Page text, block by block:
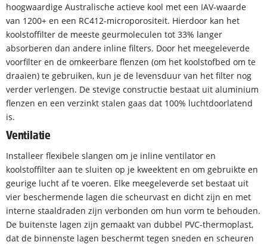
hoogwaardige Australische actieve kool met een IAV-waarde
van 1200+ en een RC412-microporositeit. Hierdoor kan het
koolstoffilter de meeste geurmoleculen tot 33% langer
absorberen dan andere inline filters. Door het meegeleverde
voorfilter en de omkeerbare flenzen (om het koolstofbed om te
draaien) te gebruiken, kun je de levensduur van het filter nog
verder verlengen. De stevige constructie bestaat uit aluminium
flenzen en een verzinkt stalen gaas dat 100% luchtdoorlatend
is.
Ventilatie
Installeer flexibele slangen om je inline ventilator en
koolstoffilter aan te sluiten op je kweektent en om gebruikte en
geurige lucht af te voeren. Elke meegeleverde set bestaat uit
vier beschermende lagen die scheurvast en dicht zijn en met
interne staaldraden zijn verbonden om hun vorm te behouden.
De buitenste lagen zijn gemaakt van dubbel PVC-thermoplast,
dat de binnenste lagen beschermt tegen sneden en scheuren